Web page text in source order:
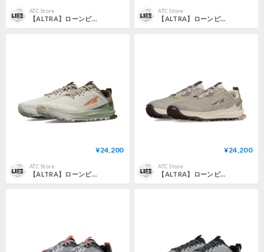
ATC Store
【ALTRA】ローンピーク 9+ M / LONE PEAK 9+ M (Black)
ATC Store
【ALTRA】ローンピーク 9+ M / LONE PEAK 9+ M (Tan)
¥24,200
ATC Store
【ALTRA】ローンピーク 9+ M / LONE PEAK 9+ M (Basalt)
¥24,200
ATC Store
【ALTRA】ローンピーク 9+ W / LONE PEAK 9+ W (Taupe)